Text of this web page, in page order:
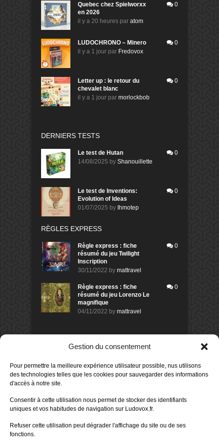
Gestion du consentement
Pour permettre la meilleure expérience utilisateur possible, nus utilisons
des technologies telles que les cookies pour sauvegarder des informations
d'accès à notre site.
Consentir à cette utilisation nous permet de stocker des identifiants
uniques et vos habitudes de navigation sur Ludovox.fr.
Refuser cette utilisation peut dégrader l'affichage du site ou de ses
fonctions.
Quebec chez Spielworxx
en 2026
il y a 20 heures par atom
0
LUDOCHRONO – Minero
il y a 1 jour par Fredovox
0
Letter up : le retour du
chevalet blanc
il y a 1 jour par morlockbob
0
DERNIERS TESTS
Le test de Hutan
14/08/2025 by Shanouillette
0
Le test de Inventions:
Evolution of Ideas
01/07/2025 by Ihmotep
0
RÈGLES EXPRESS
Règle express : fiche
résumé du jeu Twilight
Inscription
30/11/2022 by mattravel
0
Règle express : fiche
résumé du jeu Lorenzo Le
magnifique
04/11/2022 by mattravel
0
DERNIERS AVIS DES MEMBRES
Avis de
Sur le jeu Collect!
il y a 5 heures
Avis demorlockbob
Sur le jeu Detective Box - Ciao
Publié leil y a 1 jour
80%